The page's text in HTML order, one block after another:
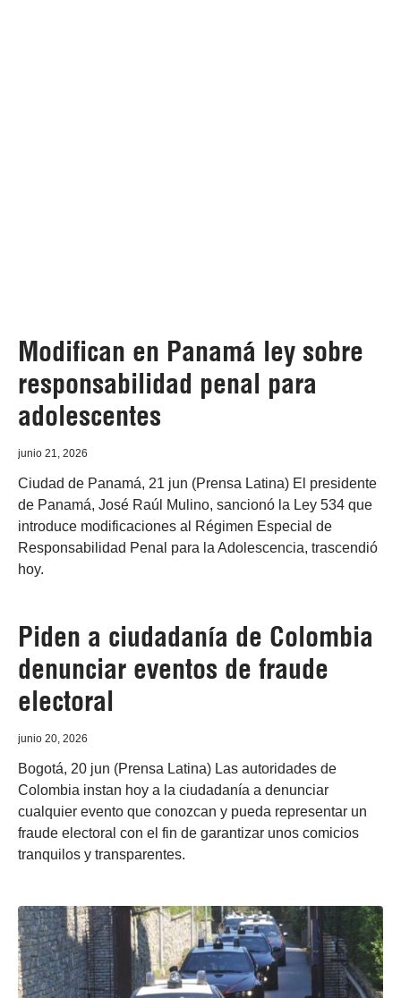
Modifican en Panamá ley sobre
responsabilidad penal para
adolescentes
junio 21, 2026
Ciudad de Panamá, 21 jun (Prensa Latina) El presidente
de Panamá, José Raúl Mulino, sancionó la Ley 534 que
introduce modificaciones al Régimen Especial de
Responsabilidad Penal para la Adolescencia, trascendió
hoy.
Piden a ciudadanía de Colombia
denunciar eventos de fraude
electoral
junio 20, 2026
Bogotá, 20 jun (Prensa Latina) Las autoridades de
Colombia instan hoy a la ciudadanía a denunciar
cualquier evento que conozcan y pueda representar un
fraude electoral con el fin de garantizar unos comicios
tranquilos y transparentes.